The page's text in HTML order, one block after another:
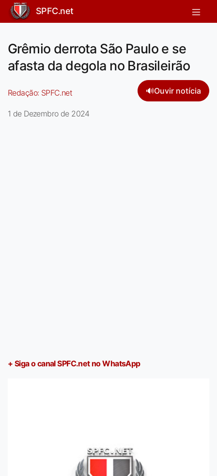
SPFC.net
Grêmio derrota São Paulo e se
afasta da degola no Brasileirão
Redação: SPFC.net 🔊Ouvir notícia
1 de Dezembro de 2024
+ Siga o canal SPFC.net no WhatsApp